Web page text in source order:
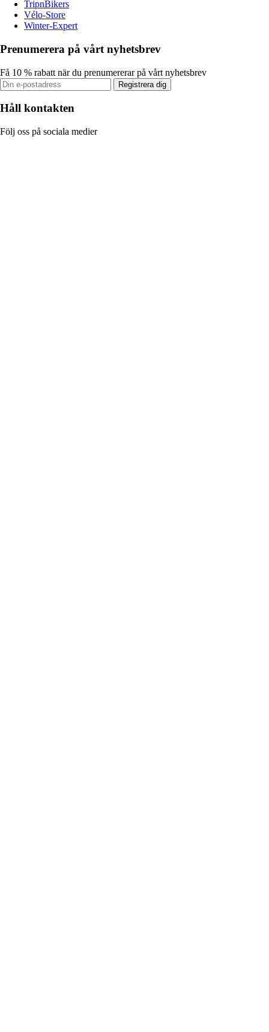
TripnBikers
Vélo-Store
Winter-Expert
Prenumerera på vårt nyhetsbrev
Få 10 % rabatt när du prenumererar på vårt nyhetsbrev
Registrera dig
Håll kontakten
Följ oss på sociala medier